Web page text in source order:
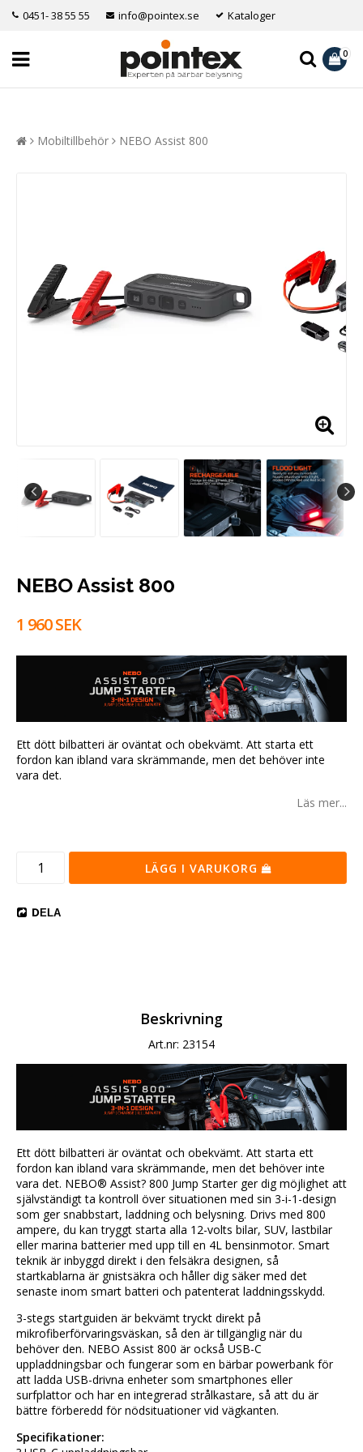
0451- 38 55 55 info@pointex.se Kataloger
0
Mobiltillbehör NEBO Assist 800
NEBO Assist 800
1 960 SEK
Ett dött bilbatteri är oväntat och obekvämt. Att starta ett
fordon kan ibland vara skrämmande, men det behöver inte
vara det.
Läs mer...
LÄGG I VARUKORG
DELA
Beskrivning
Art.nr: 23154
Ett dött bilbatteri är oväntat och obekvämt. Att starta ett
fordon kan ibland vara skrämmande, men det behöver inte
vara det. NEBO® Assist? 800 Jump Starter ger dig möjlighet att
självständigt ta kontroll över situationen med sin 3-i-1-design
som ger snabbstart, laddning och belysning. Drivs med 800
ampere, du kan tryggt starta alla 12-volts bilar, SUV, lastbilar
eller marina batterier med upp till en 4L bensinmotor. Smart
teknik är inbyggd direkt i den felsäkra designen, så
startkablarna är gnistsäkra och håller dig säker med det
senaste inom smart batteri och patenterat laddningsskydd.
3-stegs startguiden är bekvämt tryckt direkt på
mikrofiberförvaringsväskan, så den är tillgänglig när du
behöver den. NEBO Assist 800 är också USB-C
uppladdningsbar och fungerar som en bärbar powerbank för
att ladda USB-drivna enheter som smartphones eller
surfplattor och har en integrerad strålkastare, så att du är
bättre förberedd för nödsituationer vid vägkanten.
Specifikationer: